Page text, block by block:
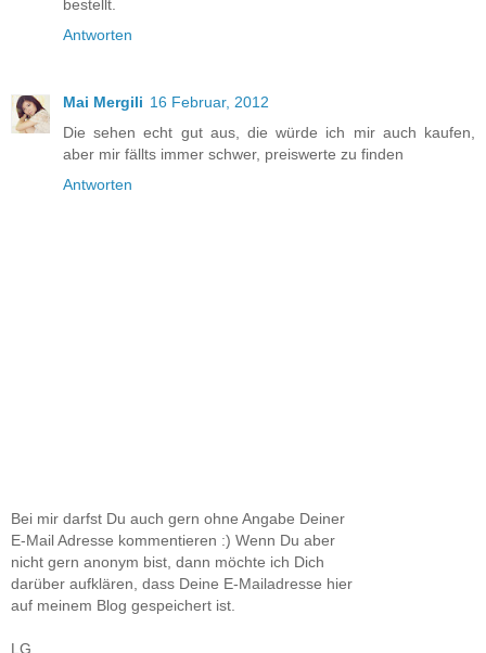
bestellt.
Antworten
Mai Mergili 16 Februar, 2012
Die sehen echt gut aus, die würde ich mir auch kaufen,
aber mir fällts immer schwer, preiswerte zu finden
Antworten
Bei mir darfst Du auch gern ohne Angabe Deiner
E-Mail Adresse kommentieren :) Wenn Du aber
nicht gern anonym bist, dann möchte ich Dich
darüber aufklären, dass Deine E-Mailadresse hier
auf meinem Blog gespeichert ist.
LG